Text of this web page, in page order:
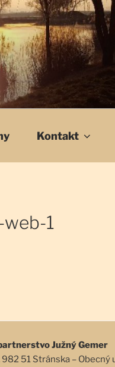
Kontakt
1
Južný Gemer
51 Stránska – Obecný